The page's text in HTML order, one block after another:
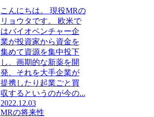
こんにちは。 現役MRの
リョウタです。 欧米で
はバイオベンチャー企
業が投資家から資金を
集めて資源を集中投下
し、画期的な新薬を開
発、それを大手企業が
提携したり起業ごと買
収するというのが今の...
2022.12.03
MRの将来性